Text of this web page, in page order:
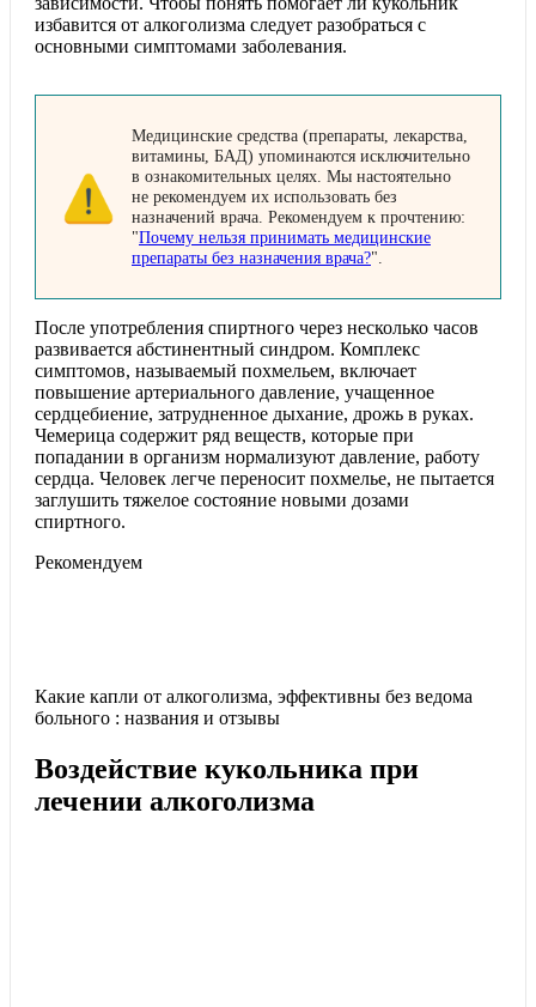
избавится от алкоголизма следует разобраться с
основными симптомами заболевания.
Медицинские средства (препараты, лекарства,
витамины, БАД) упоминаются исключительно
в ознакомительных целях. Мы настоятельно
не рекомендуем их использовать без
назначений врача. Рекомендуем к прочтению:
"Почему нельзя принимать медицинские
препараты без назначения врача?".
После употребления спиртного через несколько часов
развивается абстинентный синдром. Комплекс
симптомов, называемый похмельем, включает
повышение артериального давление, учащенное
сердцебиение, затрудненное дыхание, дрожь в руках.
Чемерица содержит ряд веществ, которые при
попадании в организм нормализуют давление, работу
сердца. Человек легче переносит похмелье, не пытается
заглушить тяжелое состояние новыми дозами
спиртного.
Рекомендуем
Какие капли от алкоголизма, эффективны без ведома
больного : названия и отзывы
Воздействие кукольника при
лечении алкоголизма